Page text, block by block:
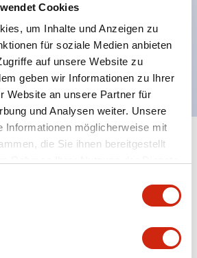
Cookies
um Inhalte und Anzeigen zu
für soziale Medien anbieten
auf unsere Website zu
geben wir Informationen zu Ihrer
Website an unsere Partner für
und Analysen weiter. Unsere
Informationen möglicherweise mit
die Sie ihnen bereitgestellt
DPDT 200-240VAC
Alle erweitern